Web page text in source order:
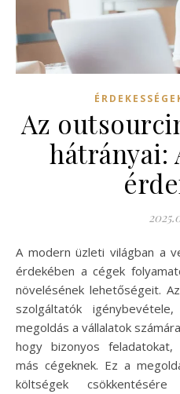
Az
hátrányai:
A modern üzleti világban a versenyképesség megőrzése
érdekében a cégek
növelésének lehetőségeit.
szolgáltatók
megoldás a vállalatok
hogy bizonyos feladatokat,
más cégeknek. Ez a
költségek